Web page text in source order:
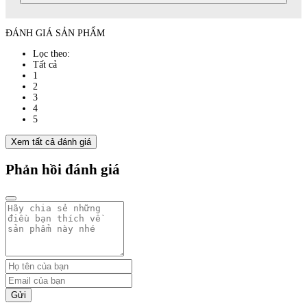
ĐÁNH GIÁ SẢN PHẨM
Lọc theo:
Tất cả
1
2
3
4
5
Xem tất cả đánh giá
Phản hồi đánh giá
Gửi